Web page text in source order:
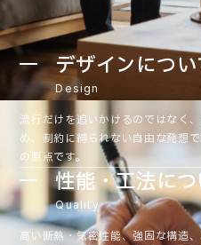
デザインにつ
Design
流行だけを追いかけるのではなく
め、制約に縛られない自由な発想
の原点です。
性能・工法に
Quality
高い断熱・気密性能、強固な構造